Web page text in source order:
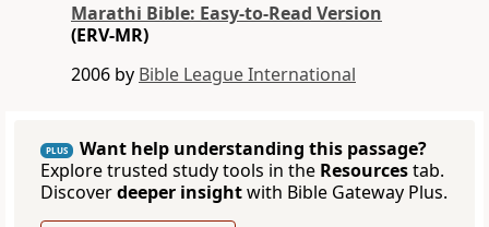
Marathi Bible: Easy-to-Read Version
(ERV-MR)
2006 by Bible League International
PLUS
Want help understanding this passage?
Explore trusted study tools in the Resourcestab.
Discoverdeeper insightwith Bible Gateway Plus.